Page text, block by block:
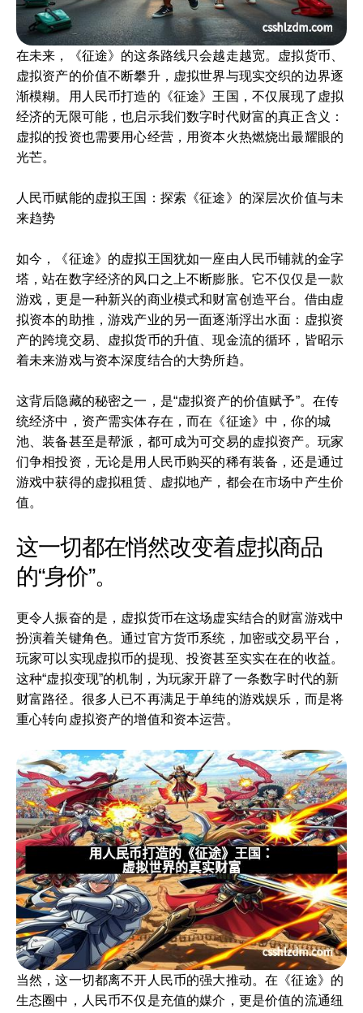
在未来，《征途》的这条路线只会越走越宽。虚拟货币、
虚拟资产的价值不断攀升，虚拟世界与现实交织的边界逐
渐模糊。用人民币打造的《征途》王国，不仅展现了虚拟
经济的无限可能，也启示我们数字时代财富的真正含义：
虚拟的投资也需要用心经营，用资本火热燃烧出最耀眼的
光芒。
人民币赋能的虚拟王国：探索《征途》的深层次价值与未
来趋势
如今，《征途》的虚拟王国犹如一座由人民币铺就的金字
塔，站在数字经济的风口之上不断膨胀。它不仅仅是一款
游戏，更是一种新兴的商业模式和财富创造平台。借由虚
拟资本的助推，游戏产业的另一面逐渐浮出水面：虚拟资
产的跨境交易、虚拟货币的升值、现金流的循环，皆昭示
着未来游戏与资本深度结合的大势所趋。
这背后隐藏的秘密之一，是“虚拟资产的价值赋予”。在传
统经济中，资产需实体存在，而在《征途》中，你的城
池、装备甚至是帮派，都可成为可交易的虚拟资产。玩家
们争相投资，无论是用人民币购买的稀有装备，还是通过
游戏中获得的虚拟租赁、虚拟地产，都会在市场中产生价
值。
这一切都在悄然改变着虚拟商品
的“身价”。
更令人振奋的是，虚拟货币在这场虚实结合的财富游戏中
扮演着关键角色。通过官方货币系统，加密或交易平台，
玩家可以实现虚拟币的提现、投资甚至实实在在的收益。
这种“虚拟变现”的机制，为玩家开辟了一条数字时代的新
财富路径。很多人已不再满足于单纯的游戏娱乐，而是将
重心转向虚拟资产的增值和资本运营。
当然，这一切都离不开人民币的强大推动。在《征途》的
生态圈中，人民币不仅是充值的媒介，更是价值的流通纽